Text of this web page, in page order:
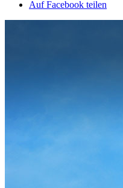
Auf Facebook teilen